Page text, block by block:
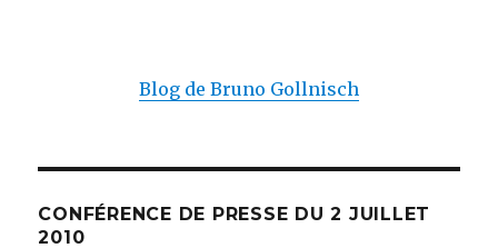
Blog de Bruno Gollnisch
CONFÉRENCE DE PRESSE DU 2 JUILLET
2010